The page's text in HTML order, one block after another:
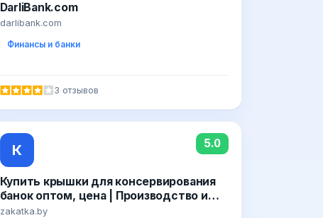
DarliBank.com
darlibank.com
Финансы и банки
3 отзывов
К 5.0
Купить крышки для консервирования
банок оптом, цена | Производство и
продажа крышек для консервации
zakatka.by